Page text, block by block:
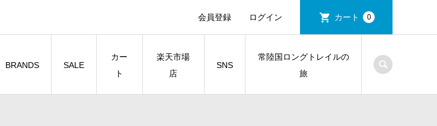
会員登録 ログイン カート 0
BRANDS SALE
カー
ト
楽天市場
店
SNS
常陸国ロングトレイルの
旅